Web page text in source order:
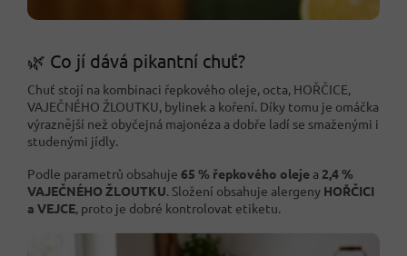
🌿 Co jí dává pikantní chuť?
Chuť stojí na kombinaci řepkového oleje, octa, HOŘČICE,
VAJEČNÉHO ŽLOUTKU, bylinek a koření. Díky tomu je omáčka
výraznější než obyčejná majonéza a dobře ladí se smaženými i
studenými jídly.
Podle parametrů obsahuje 65 % řepkového oleje a 2,4 %
VAJEČNÉHO ŽLOUTKU. Složení obsahuje alergeny HOŘČICI
a VEJCE, proto je dobré kontrolovat etiketu.